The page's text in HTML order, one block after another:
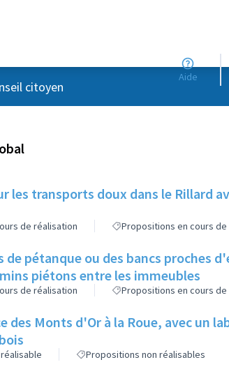
Aide
citoyen
les transports doux dans le Rillard
de réalisation Propositions en cours
de pétanque ou des bancs proches
piétons entre les immeubles
de réalisation Propositions en cours
des Monts d'Or à la Roue, avec un
Propositions non réalisables